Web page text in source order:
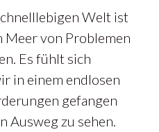
Welt ist
Meer von Problemen
Es fühlt sich
in einem endlosen
gefangen
Ausweg zu sehen.